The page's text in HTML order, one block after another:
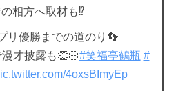
相方へ取材も⁉️
リ優勝までの道のり👣
才披露も👏🏻#笑福亭鶴瓶 #
4oxsBImyEp